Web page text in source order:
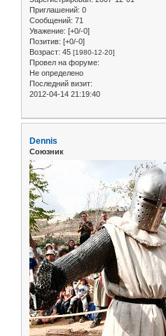
Приглашений: 0
Сообщений: 71
Уважение: [+0/-0]
Позитив: [+0/-0]
Возраст: 45 [1980-12-20]
Провел на форуме:
Не определено
Последний визит:
2012-04-14 21:19:40
Dennis
Союзник